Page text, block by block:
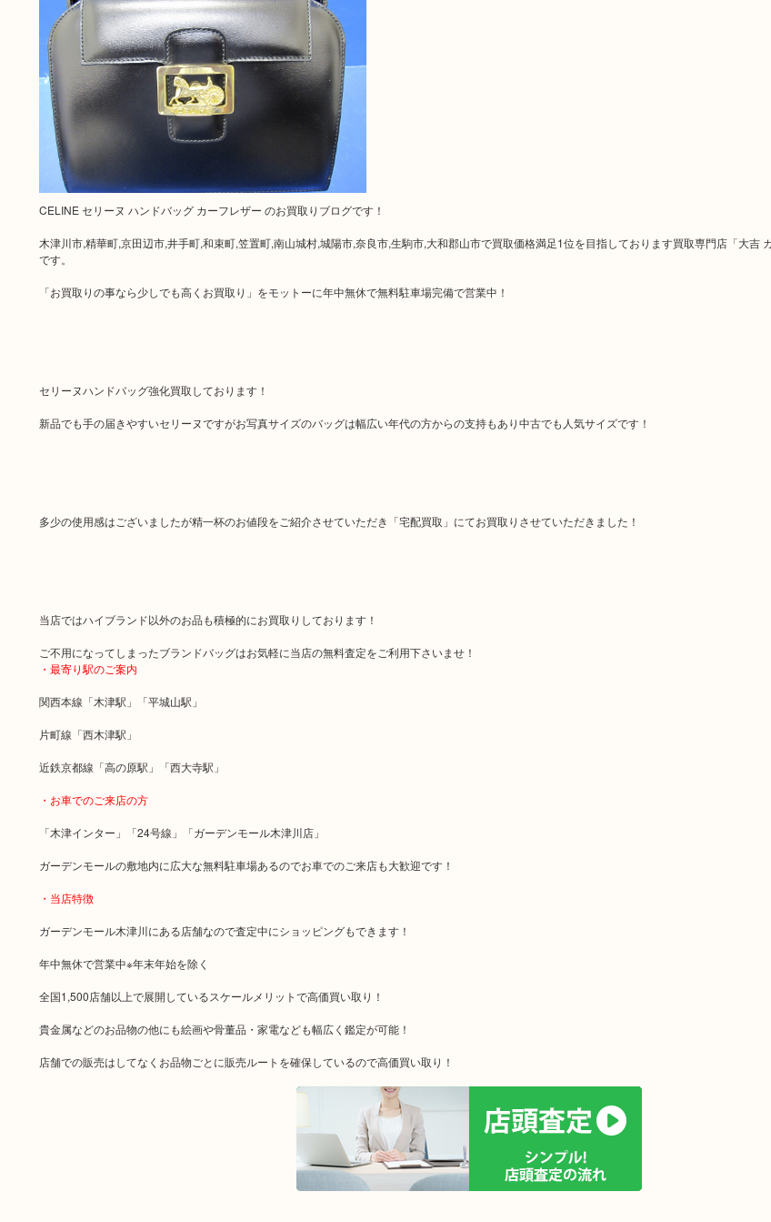
CELINE セリーヌ ハンドバッグ カーフレザー のお買取りブログです！
木津川市,精華町,京田辺市,井手町,和束町,笠置町,南山城村,城陽市,奈良市,生駒市,大和郡山市で買取価格満足1位を目指しております買取専門店「大吉
です。
「お買取りの事なら少しでも高くお買取り」をモットーに年中無休で無料駐車場完備で営業中！
セリーヌハンドバッグ強化買取しております！
新品でも手の届きやすいセリーヌですがお写真サイズのバッグは幅広い年代の方からの支持もあり中古でも人気サイズです！
多少の使用感はございましたが精一杯のお値段をご紹介させていただき「宅配買取」にてお買取りさせていただきました！
当店ではハイブランド以外のお品も積極的にお買取りしております！
ご不用になってしまったブランドバッグはお気軽に当店の無料査定をご利用下さいませ！
・最寄り駅のご案内
関西本線「木津駅」「平城山駅」
片町線「西木津駅」
近鉄京都線「高の原駅」「西大寺駅」
・お車でのご来店の方
「木津インター」「24号線」「ガーデンモール木津川店」
ガーデンモールの敷地内に広大な無料駐車場あるのでお車でのご来店も大歓迎です！
・当店特徴
ガーデンモール木津川にある店舗なので査定中にショッピングもできます！
年中無休で営業中※年末年始を除く
全国1,500店舗以上で展開しているスケールメリットで高価買い取り！
貴金属などのお品物の他にも絵画や骨董品・家電なども幅広く鑑定が可能！
店舗での販売はしてなくお品物ごとに販売ルートを確保しているので高価買い取り！